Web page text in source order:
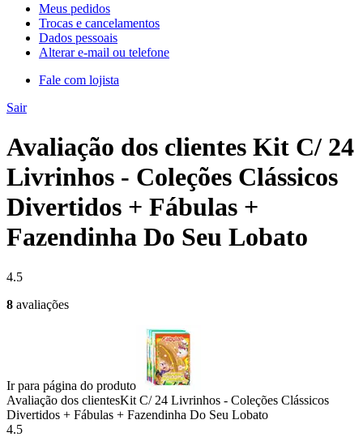
Meus pedidos
Trocas e cancelamentos
Dados pessoais
Alterar e-mail ou telefone
Fale com lojista
Sair
Avaliação dos clientes Kit C/ 24
Livrinhos - Coleções Clássicos
Divertidos + Fábulas +
Fazendinha Do Seu Lobato
4.5
8 avaliações
Ir para página do produto
Avaliação dos clientesKit C/ 24 Livrinhos - Coleções Clássicos
Divertidos + Fábulas + Fazendinha Do Seu Lobato
4.5